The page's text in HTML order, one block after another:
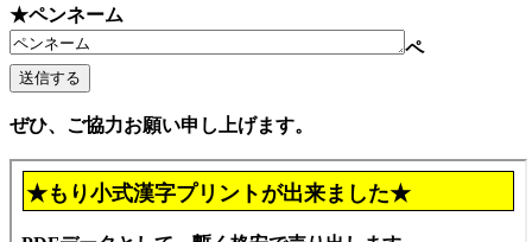
★ペンネーム
ペ
ぜひ、ご協力お願い申し上げます。